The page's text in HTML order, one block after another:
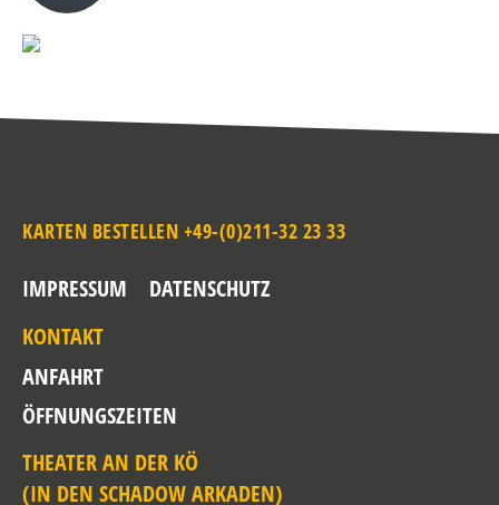
KARTEN BESTELLEN +49-(0)211-32 23 33
IMPRESSUM
DATENSCHUTZ
KONTAKT
ANFAHRT
ÖFFNUNGSZEITEN
THEATER AN DER KÖ
(IN DEN SCHADOW ARKADEN)